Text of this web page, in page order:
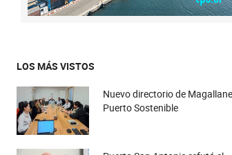
LOS MÁS VISTOS
Nuevo directorio de
Puerto Sostenible